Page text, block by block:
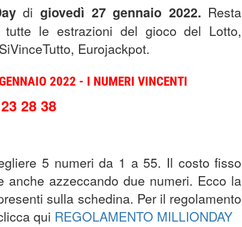
digiovedì 27gennaio 2022. Resta
le estrazioni del gioco del Lotto,
Eurojackpot.
2022 - I NUMERI VINCENTI
28 38
5 numeri da 1 a 55. Il costo fisso
azzeccando due numeri. Ecco la
sulla schedina. Per il regolamento
qui REGOLAMENTO MILLIONDAY